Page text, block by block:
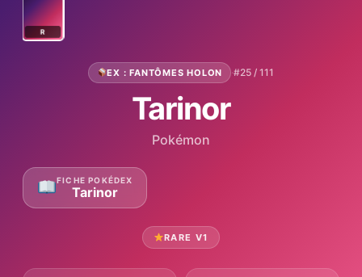
R
EX : FANTÔMES HOLON ·#25 / 111
Tarinor
Pokémon
FICHE POKÉDEX
Tarinor
RARE V1